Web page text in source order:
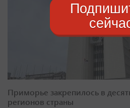
Приморье закрепилось в
регионов страны